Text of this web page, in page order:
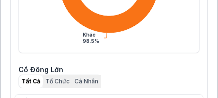
Khác
98.5%
Cổ Đông Lớn
Tất Cả Tổ Chức Cá Nhân